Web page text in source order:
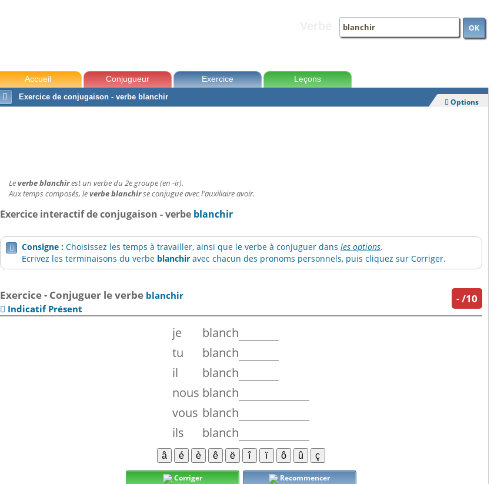
OK
Accueil Conjugueur Exercice
Leçons

Exercice de conjugaison - verbe blanchir
 Options
Leverbe blanchirest un verbe du 2e groupe (en -ir).
Aux temps composés, leverbe blanchirse conjugue avec l'auxiliaire avoir.
Exercice interactif de conjugaison - verbe blanchir
 Consigne :Choisissez les temps à travailler, ainsi que le verbe à conjuguer dansles options.
Ecrivez les terminaisons du verbe blanchir avec chacun des pronoms personnels, puis cliquez sur Corriger.
-/10
Exercice - Conjuguer le verbe blanchir
 Indicatif Présent
je
blanch
tu
blanch
il
blanch
nous blanch
vous blanch
ils
blanch
Corriger Recommencer